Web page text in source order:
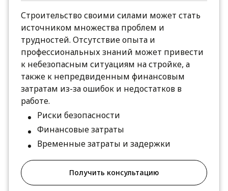
Строительство своими силами может стать
источником множества проблем и
трудностей. Отсутствие опыта и
профессиональных знаний может привести
к небезопасным ситуациям на стройке, а
также к непредвиденным финансовым
затратам из-за ошибок и недостатков в
работе.
Риски безопасности
Финансовые затраты
Временные затраты и задержки
Получить консультацию